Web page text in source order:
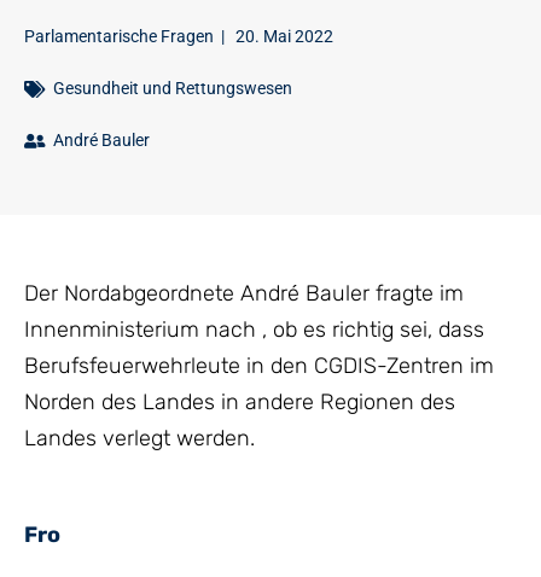
Parlamentarische Fragen | 20. Mai 2022
Gesundheit und Rettungswesen
André Bauler
Der Nordabgeordnete André Bauler fragte im
Innenministerium nach , ob es richtig sei, dass
Berufsfeuerwehrleute in den CGDIS-Zentren im
Norden des Landes in andere Regionen des
Landes verlegt werden.
Fro